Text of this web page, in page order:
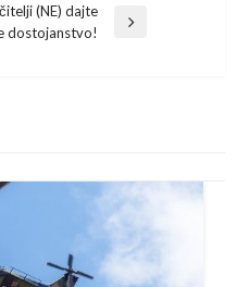
(NE) dajte
dostojanstvo!